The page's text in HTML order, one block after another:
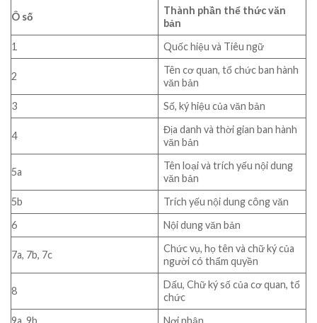
Ô số
Thành phần thể thức văn
bản
1
Quốc hiệu và Tiêu ngữ
2
Tên cơ quan, tổ chức ban hành
văn bản
3
Số, ký hiệu của văn bản
4
Địa danh và thời gian ban hành
văn bản
5a
Tên loại và trích yếu nội dung
văn bản
5b
Trích yếu nội dung công văn
6
Nội dung văn bản
7a, 7b, 7c
Chức vụ, họ tên và chữ ký của
người có thẩm quyền
8
Dấu, Chữ ký số của cơ quan, tổ
chức
9a, 9b
Nơi nhận